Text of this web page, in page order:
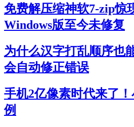
免费解压缩神软7-zip惊
Windows版至今未修复
为什么汉字打乱顺序也
会自动修正错误
手机2亿像素时代来了
例